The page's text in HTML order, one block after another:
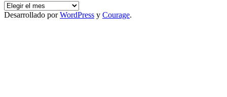
Archivos
Desarrollado porWordPress y Courage.